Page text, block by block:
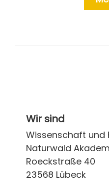
Wir sind
Wissenschaft und
Naturwald
Roeckstraße 40
23568 Lübeck